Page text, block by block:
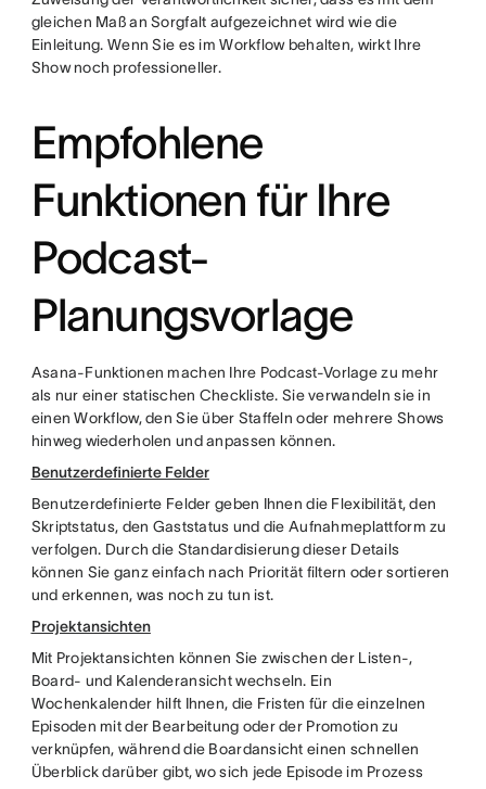
gleichen Maß an Sorgfalt aufgezeichnet wird wie die
Einleitung. Wenn Sie es im Workflow behalten, wirkt Ihre
Show noch professioneller.
Empfohlene
Funktionen für Ihre
Podcast-
Planungsvorlage
Asana-Funktionen machen Ihre Podcast-Vorlage zu mehr
als nur einer statischen Checkliste. Sie verwandeln sie in
einen Workflow, den Sie über Staffeln oder mehrere Shows
hinweg wiederholen und anpassen können.
Benutzerdefinierte Felder
Benutzerdefinierte Felder geben Ihnen die Flexibilität, den
Skriptstatus, den Gaststatus und die Aufnahmeplattform zu
verfolgen. Durch die Standardisierung dieser Details
können Sie ganz einfach nach Priorität filtern oder sortieren
und erkennen, was noch zu tun ist.
Projektansichten
Mit Projektansichten können Sie zwischen der Listen-,
Board- und Kalenderansicht wechseln. Ein
Wochenkalender hilft Ihnen, die Fristen für die einzelnen
Episoden mit der Bearbeitung oder der Promotion zu
verknüpfen, während die Boardansicht einen schnellen
Überblick darüber gibt, wo sich jede Episode im Prozess